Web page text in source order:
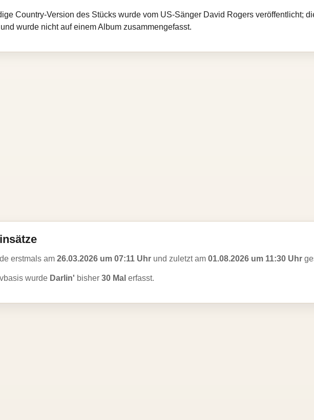
Country-Version des Stücks wurde vom US-Sänger David Rogers veröffentlicht;
wurde nicht auf einem Album zusammengefasst.
erstmals am 26.03.2026 um 07:11 Uhr und zuletzt am 01.08.2026 um 11:30 Uhr
wurde Darlin' bisher 30 Mal erfasst.